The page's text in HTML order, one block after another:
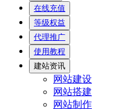
在线充值
等级权益
代理推广
使用教程
建站资讯
网站建设
网站搭建
网站制作